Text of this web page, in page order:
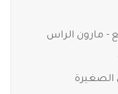
- مارون الراس